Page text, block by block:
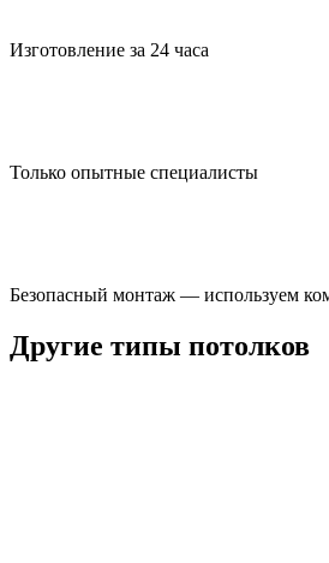
Изготовление за 24 часа
Только опытные специалисты
Безопасный монтаж — используем
Другие типы потолков